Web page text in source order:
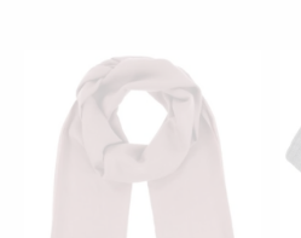
KATSO PIKANÄKYMÄ